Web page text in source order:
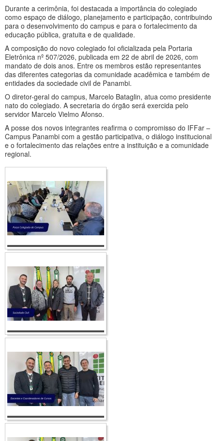
Durante a cerimônia, foi destacada a importância do colegiado
como espaço de diálogo, planejamento e participação, contribuindo
para o desenvolvimento do campus e para o fortalecimento da
educação pública, gratuita e de qualidade.
A composição do novo colegiado foi oficializada pela Portaria
Eletrônica nº 507/2026, publicada em 22 de abril de 2026, com
mandato de dois anos. Entre os membros estão representantes
das diferentes categorias da comunidade acadêmica e também de
entidades da sociedade civil de Panambi.
O diretor-geral do campus, Marcelo Bataglin, atua como presidente
nato do colegiado. A secretaria do órgão será exercida pelo
servidor Marcelo Vielmo Afonso.
A posse dos novos integrantes reafirma o compromisso do IFFar –
Campus Panambi com a gestão participativa, o diálogo institucional
e o fortalecimento das relações entre a instituição e a comunidade
regional.